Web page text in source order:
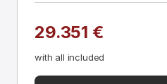
29.351 €
with all included